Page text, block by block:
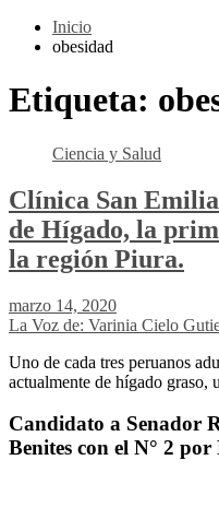
Inicio
obesidad
Etiqueta:
Ciencia y Salud
Clínica San
de Hígado, la
la región Piura.
marzo 14, 2020
La Voz de: Varinia Cielo
Uno de cada tres peruanos
actualmente de hígado graso,
Candidato a Senador
Benites con el N° 2 por